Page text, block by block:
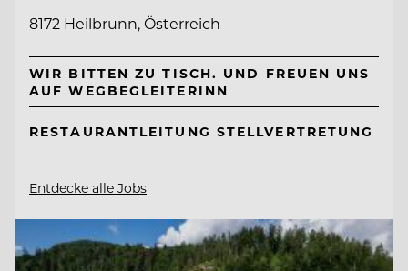
8172 Heilbrunn, Österreich
WIR BITTEN ZU TISCH. UND FREUEN UNS
AUF WEGBEGLEITERINN
RESTAURANTLEITUNG STELLVERTRETUNG
Entdecke alle Jobs